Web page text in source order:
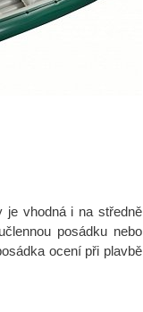
je vhodná i na středně
posádku nebo
ocení při plavbě